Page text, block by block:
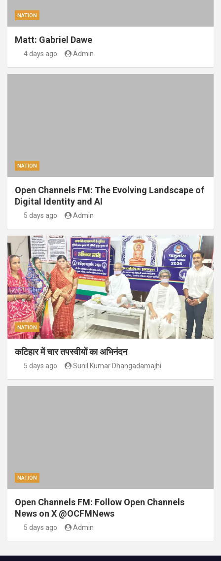
NATION
Matt: Gabriel Dawe
4 days ago Admin
NATION
Open Channels FM: The Evolving Landscape of
Digital Identity and AI
5 days ago Admin
NATION
कटिहार में चार तपस्वीयों का अभिनंदन
5 days ago Sunil Kumar Dhangadamajhi
NATION
Open Channels FM: Follow Open Channels
News on X @OCFMNews
5 days ago Admin